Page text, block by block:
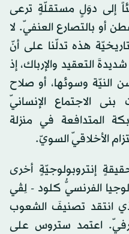
إلى دوَلٍ مستقلّةٍ ترعى
أو بالتصارع العنفيّ. لا
هذه تدلّنا على أنّ
التعقيد والإرباك، إذ
النيّة وسوئها، أو صلاح
الاجتماع الإنسانيّ
المتدافعة في منزلة
الأخلاقيّ السويّ.
إنتروبولوجيّةٍ أخرى
الفرنسيُّ كلود - لِڤي
- 2009) الذي انتقد تصنيفَ الشعوب
اعتمد ستروس على